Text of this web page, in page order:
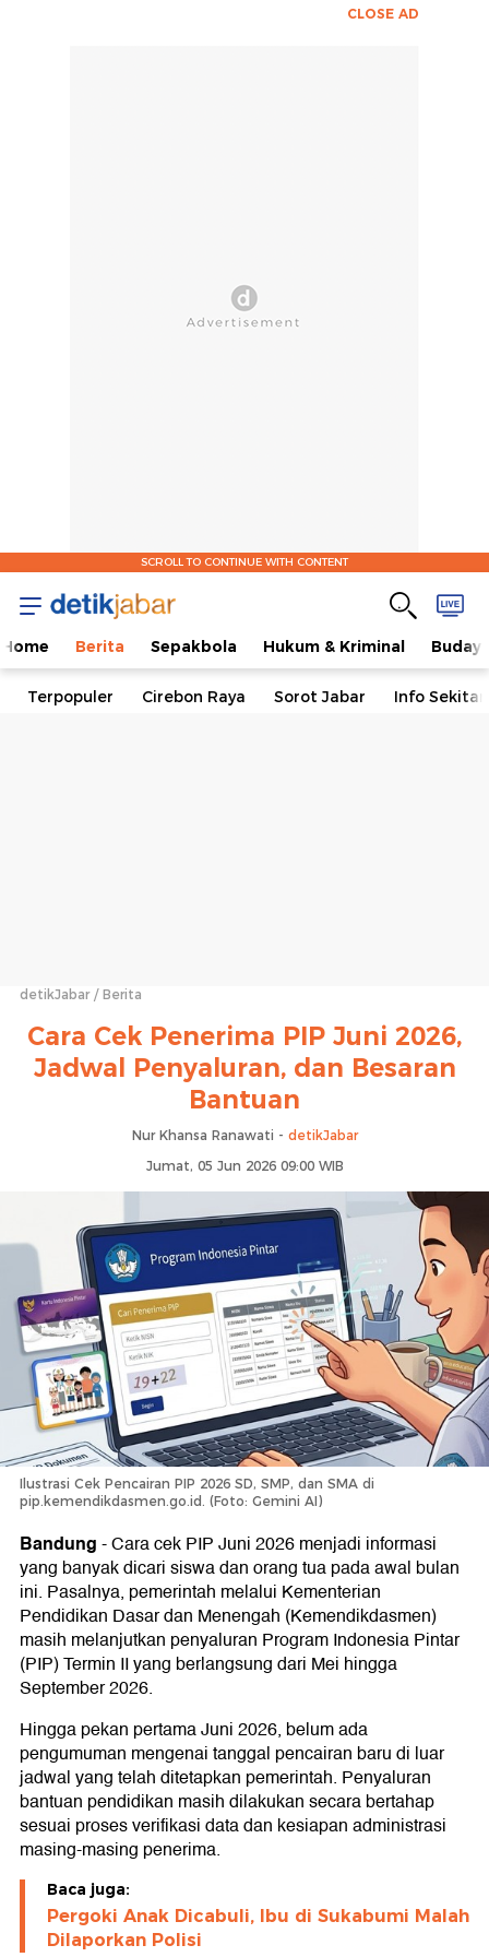
CLOSE AD
SCROLL TO CONTINUE WITH CONTENT
Home Berita Sepakbola Hukum & Kriminal
Terpopuler Cirebon Raya Sorot Jabar Info
detikJabar Berita
Cara Cek Penerima PIP Juni 2026,
Jadwal Penyaluran, dan Besaran
Bantuan
Nur Khansa Ranawati - detikJabar
Jumat, 05 Jun 2026 09:00 WIB
Ilustrasi Cek Pencairan PIP 2026 SD, SMP, dan SMA di
pip.kemendikdasmen.go.id. (Foto: Gemini AI)
Bandung-Cara cek PIP Juni 2026 menjadi informasi
yang banyak dicari siswa dan orang tua pada awal bulan
ini. Pasalnya, pemerintah melalui Kementerian
Pendidikan Dasar dan Menengah (Kemendikdasmen)
masih melanjutkan penyaluran Program Indonesia Pintar
(PIP) Termin II yang berlangsung dari Mei hingga
September 2026.
Hingga pekan pertama Juni 2026, belum ada
pengumuman mengenai tanggal pencairan baru di luar
jadwal yang telah ditetapkan pemerintah. Penyaluran
bantuan pendidikan masih dilakukan secara bertahap
sesuai proses verifikasi data dan kesiapan administrasi
masing-masing penerima.
Baca juga:
Pergoki Anak Dicabuli, Ibu di Sukabumi Malah
Dilaporkan Polisi